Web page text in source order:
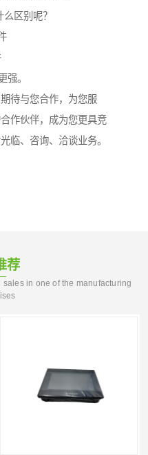
么区别呢？
强。
待与您合作，为您服
作伙伴，成为您更具竞
临、咨询、洽谈业务。
荐
in one of the manufacturing